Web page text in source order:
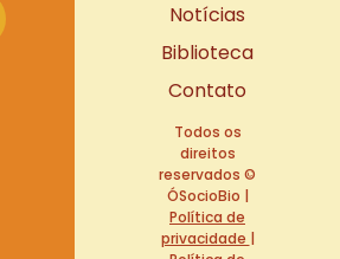
Notícias
Biblioteca
Contato
Todos os
direitos
reservados ©
ÓSocioBio |
Política de
privacidade |